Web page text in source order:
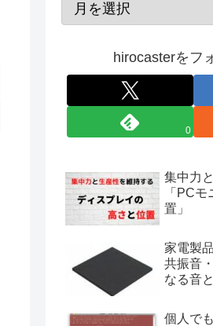
hirocasterをフ
0
集中力
「PC
置」
家電製
共振音
なる音
個人で